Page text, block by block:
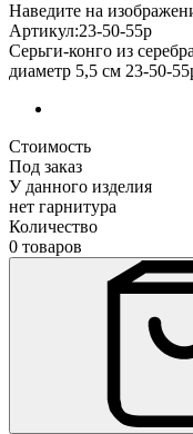
Наведите на
Артикул:23-50-55р
Серьги-конго из
диаметр 5,5 см 23-50-
Стоимость
Под заказ
У данного изделия
нет гарнитура
Количество
0 товаров